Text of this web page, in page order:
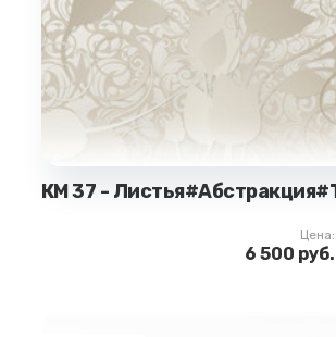
КМ 37 -
Цена:
6 500 руб.